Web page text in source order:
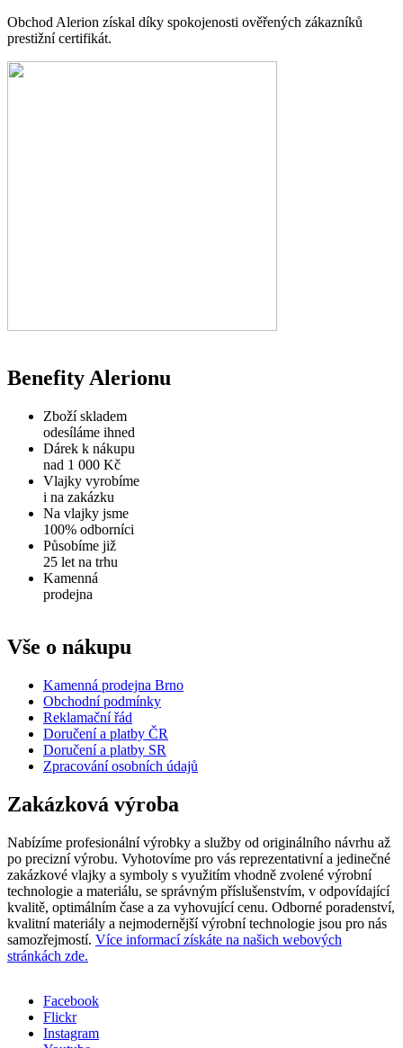
Obchod Alerion získal díky spokojenosti ověřených zákazníků
prestižní certifikát.
Benefity Alerionu
Zboží skladem
odesíláme ihned
Dárek k nákupu
nad 1 000 Kč
Vlajky vyrobíme
i na zakázku
Na vlajky jsme
100% odborníci
Působíme již
25 let na trhu
Kamenná
prodejna
Vše o nákupu
Kamenná prodejna Brno
Obchodní podmínky
Reklamační řád
Doručení a platby ČR
Doručení a platby SR
Zpracování osobních údajů
Zakázková výroba
Nabízíme profesionální výrobky a služby od originálního návrhu až
po precizní výrobu. Vyhotovíme pro vás reprezentativní a jedinečné
zakázkové vlajky a symboly s využitím vhodně zvolené výrobní
technologie a materiálu, se správným příslušenstvím, v odpovídající
kvalitě, optimálním čase a za vyhovující cenu. Odborné poradenství,
kvalitní materiály a nejmodernější výrobní technologie jsou pro nás
samozřejmostí. Více informací získáte na našich webových
stránkách zde.
Sociální
Facebook
Flickr
Instagram